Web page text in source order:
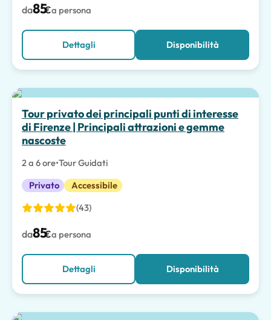
da85€a persona
Dettagli Disponibilità
Tour privato dei principali punti di interesse
di Firenze | Principali attrazioni e gemme
nascoste
2 a 6 ore•Tour Guidati
Privato
Accessibile
(43)
da85€a persona
Dettagli Disponibilità